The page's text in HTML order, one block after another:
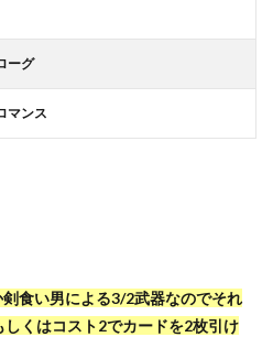
ーグ
マンス
食い男による3/2武器なのでそれ
くはコスト2でカードを2枚引け